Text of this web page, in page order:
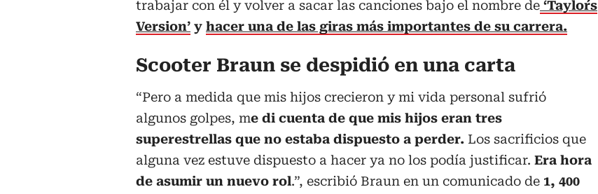
trabajar con él y volver a sacar las canciones bajo el nombre de ‘Taylor´s
Version’ y hacer una de las giras más importantes de su carrera.
Scooter Braun se despidió en una carta
“Pero a medida que mis hijos crecieron y mi vida personal sufrió
algunos golpes, me di cuenta de que mis hijos eran tres
superestrellas que no estaba dispuesto a perder. Los sacrificios que
alguna vez estuve dispuesto a hacer ya no los podía justificar. Era hora
de asumir un nuevo rol.”, escribió Braun en un comunicado de 1, 400